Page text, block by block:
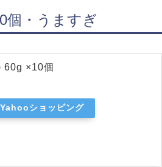
個・うますぎ
60g ×10個
Yahooショッピング